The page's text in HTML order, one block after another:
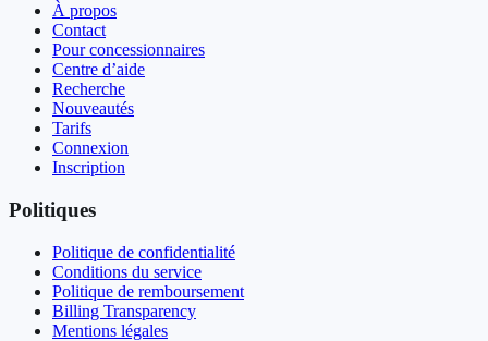
À propos
Contact
Pour concessionnaires
Centre d’aide
Recherche
Nouveautés
Tarifs
Connexion
Inscription
Politiques
Politique de confidentialité
Conditions du service
Politique de remboursement
Billing Transparency
Mentions légales